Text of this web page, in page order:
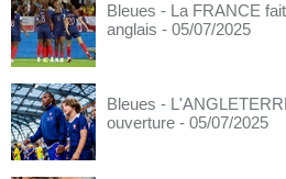
Bleues - La FRANCE
anglais - 05/07/2025
Bleues -
ouverture - 05/07/2025